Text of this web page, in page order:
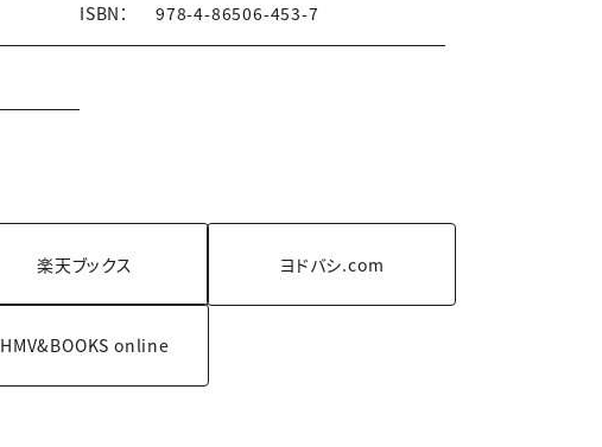
ISBN： 978-4-86506-453-7
楽天ブックス ヨドバシ.com
HMV&BOOKS online